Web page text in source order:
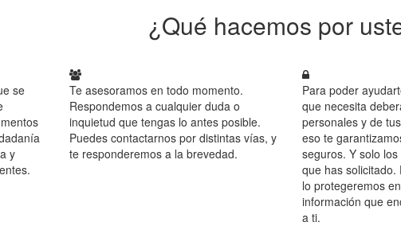
¿Qué hacemos por
se
y
Te asesoramos en todo momento.
Respondemos a cualquier duda o
inquietud que tengas lo antes posible.
Puedes contactarnos por distintas vías, y
te responderemos a la brevedad.
Para poder
que necesita
personales y de
eso te
seguros. Y solo
que has solicitado.
lo protegeremos
información que
a ti.